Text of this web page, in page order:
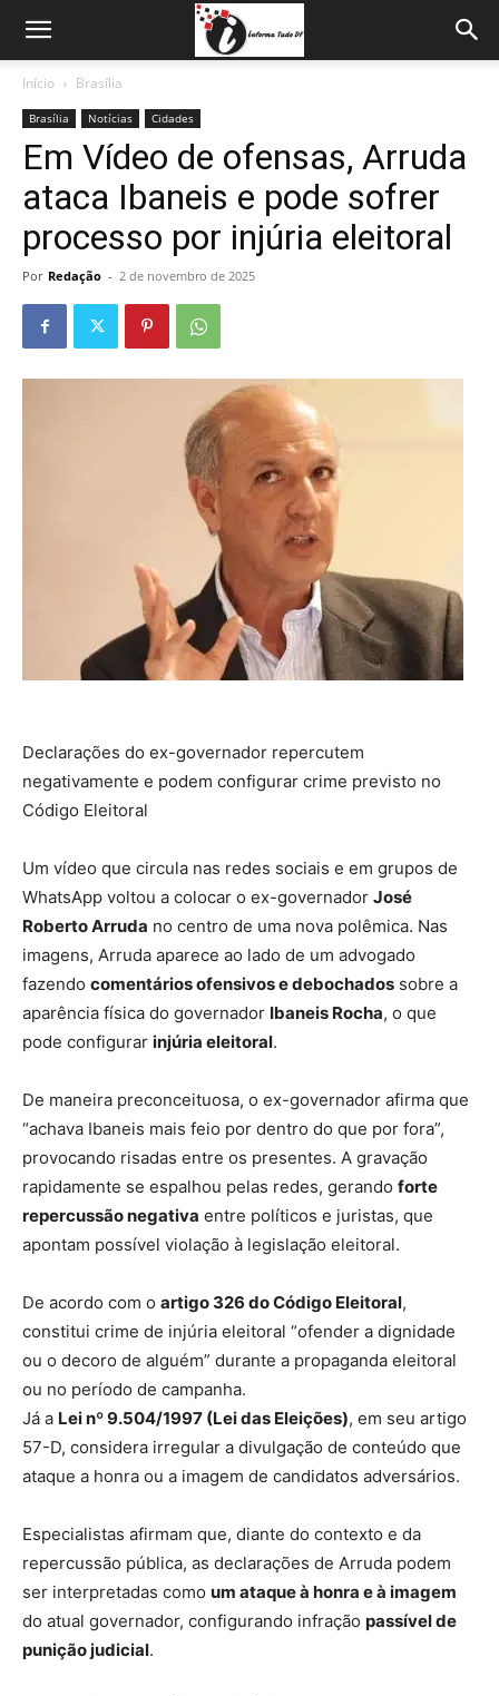
Início Brasília
Brasília Notícias Cidades
Em Vídeo de ofensas, Arruda
ataca Ibaneis e pode sofrer
processo por injúria eleitoral
Por Redação - 2 de novembro de 2025
Declarações do ex-governador repercutem
negativamente e podem configurar crime previsto no
Código Eleitoral
Um vídeo que circula nas redes sociais e em grupos de
WhatsApp voltou a colocar o ex-governador José
Roberto Arruda no centro de uma nova polêmica. Nas
imagens, Arruda aparece ao lado de um advogado
fazendo comentários ofensivos e debochados sobre a
aparência física do governador Ibaneis Rocha, o que
pode configurar injúria eleitoral.
De maneira preconceituosa, o ex-governador afirma que
“achava Ibaneis mais feio por dentro do que por fora”,
provocando risadas entre os presentes. A gravação
rapidamente se espalhou pelas redes, gerando forte
repercussão negativa entre políticos e juristas, que
apontam possível violação à legislação eleitoral.
De acordo com o artigo 326 do Código Eleitoral,
constitui crime de injúria eleitoral “ofender a dignidade
ou o decoro de alguém” durante a propaganda eleitoral
ou no período de campanha.
Já a Lei nº 9.504/1997 (Lei das Eleições), em seu artigo
57-D, considera irregular a divulgação de conteúdo que
ataque a honra ou a imagem de candidatos adversários.
Especialistas afirmam que, diante do contexto e da
repercussão pública, as declarações de Arruda podem
ser interpretadas como um ataque à honra e à imagem
do atual governador, configurando infração passível de
punição judicial.